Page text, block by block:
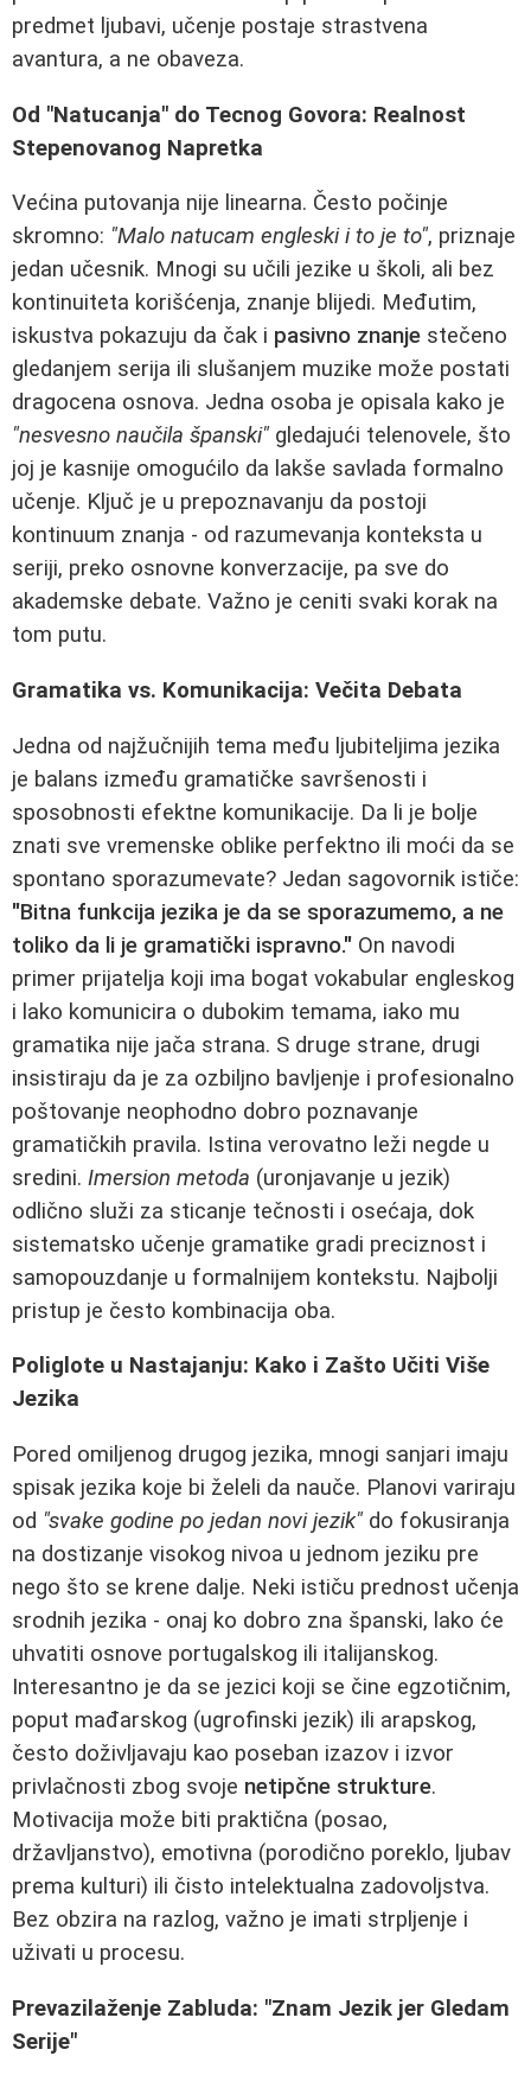
predmet ljubavi, učenje postaje strastvena
avantura, a ne obaveza.
Od "Natucanja" do Tecnog Govora: Realnost
Stepenovanog Napretka
Većina putovanja nije linearna. Često počinje
skromno: "Malo natucam engleski i to je to", priznaje
jedan učesnik. Mnogi su učili jezike u školi, ali bez
kontinuiteta korišćenja, znanje blijedi. Međutim,
iskustva pokazuju da čak i pasivno znanje stečeno
gledanjem serija ili slušanjem muzike može postati
dragocena osnova. Jedna osoba je opisala kako je
"nesvesno naučila španski" gledajući telenovele, što
joj je kasnije omogućilo da lakše savlada formalno
učenje. Ključ je u prepoznavanju da postoji
kontinuum znanja - od razumevanja konteksta u
seriji, preko osnovne konverzacije, pa sve do
akademske debate. Važno je ceniti svaki korak na
tom putu.
Gramatika vs. Komunikacija: Večita Debata
Jedna od najžučnijih tema među ljubiteljima jezika
je balans između gramatičke savršenosti i
sposobnosti efektne komunikacije. Da li je bolje
znati sve vremenske oblike perfektno ili moći da se
spontano sporazumevate? Jedan sagovornik ističe:
"Bitna funkcija jezika je da se sporazumemo, a ne
toliko da li je gramatički ispravno." On navodi
primer prijatelja koji ima bogat vokabular engleskog
i lako komunicira o dubokim temama, iako mu
gramatika nije jača strana. S druge strane, drugi
insistiraju da je za ozbiljno bavljenje i profesionalno
poštovanje neophodno dobro poznavanje
gramatičkih pravila. Istina verovatno leži negde u
sredini. Imersion metoda (uronjavanje u jezik)
odlično služi za sticanje tečnosti i osećaja, dok
sistematsko učenje gramatike gradi preciznost i
samopouzdanje u formalnijem kontekstu. Najbolji
pristup je često kombinacija oba.
Poliglote u Nastajanju: Kako i Zašto Učiti Više
Jezika
Pored omiljenog drugog jezika, mnogi sanjari imaju
spisak jezika koje bi želeli da nauče. Planovi variraju
od "svake godine po jedan novi jezik" do fokusiranja
na dostizanje visokog nivoa u jednom jeziku pre
nego što se krene dalje. Neki ističu prednost učenja
srodnih jezika - onaj ko dobro zna španski, lako će
uhvatiti osnove portugalskog ili italijanskog.
Interesantno je da se jezici koji se čine egzotičnim,
poput mađarskog (ugrofinski jezik) ili arapskog,
često doživljavaju kao poseban izazov i izvor
privlačnosti zbog svoje netipčne strukture.
Motivacija može biti praktična (posao,
državljanstvo), emotivna (porodično poreklo, ljubav
prema kulturi) ili čisto intelektualna zadovoljstva.
Bez obzira na razlog, važno je imati strpljenje i
uživati u procesu.
Prevazilaženje Zabluda: "Znam Jezik jer Gledam
Serije"